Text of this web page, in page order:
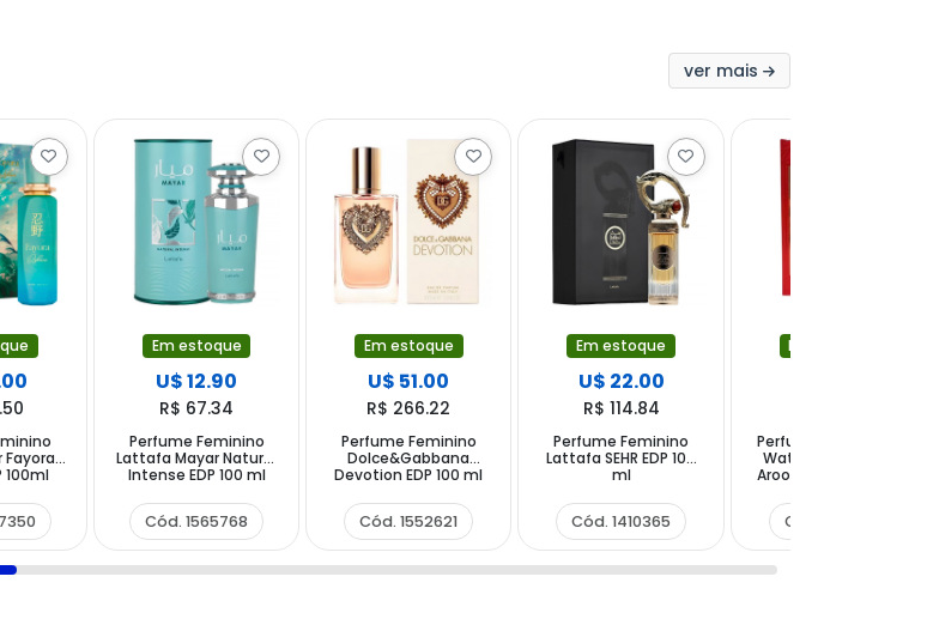
ver mais
Fayora
100ml
Em estoque
U$ 12.90
R$ 67.34
Perfume Feminino
Lattafa Mayar Natural
Intense EDP 100 ml
Cód. 1565768
Em estoque
U$ 51.00
R$ 266.22
Perfume Feminino
Dolce&Gabbana
Devotion EDP 100 ml
Cód. 1552621
Em estoque
U$ 22.00
R$ 114.84
Perfume Feminino
Lattafa SEHR EDP 100
ml
Cód. 1410365
Em estoque
Perfume Feminino Al
Wataniah Durrat Al
Aroos Love EDP 85 ml
Cód. 1562231